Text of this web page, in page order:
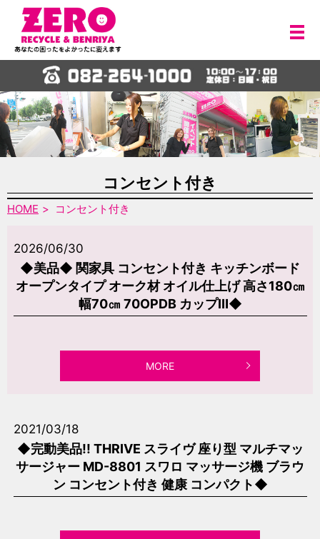
メ
コンセント付き
HOME コンセント付き
2026/06/30
◆美品◆ 関家具 コンセント付き キッチンボード
オープンタイプ オーク材 オイル仕上げ 高さ180㎝
幅70㎝ 70OPDB カップⅢ◆
MORE
2021/03/18
◆完動美品!! THRIVE スライヴ 座り型 マルチマッ
サージャー MD-8801 スワロ マッサージ機 ブラウ
ン コンセント付き 健康 コンパクト◆